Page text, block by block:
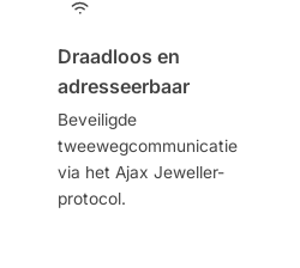
Draadloos en
adresseerbaar
Beveiligde
tweewegcommunicatie
via het Ajax Jeweller-
protocol.